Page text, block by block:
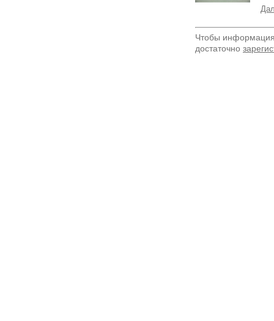
Чтобы
достаточно